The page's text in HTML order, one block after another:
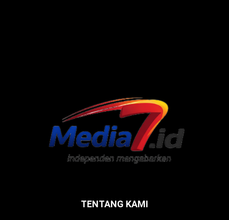
TENTANG KAMI